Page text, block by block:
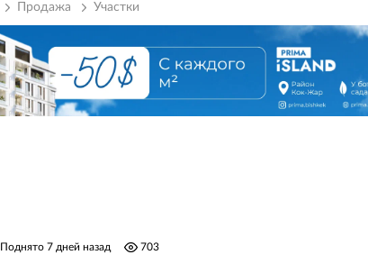
Продажа Участки
Поднято 7 дней назад 703